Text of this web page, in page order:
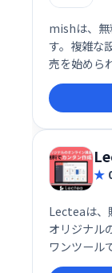
mishは、無
す。複雑な
売を始めら
者でも安
指したい方
Lecteaは、
オリジナル
ワンツール
作成・運